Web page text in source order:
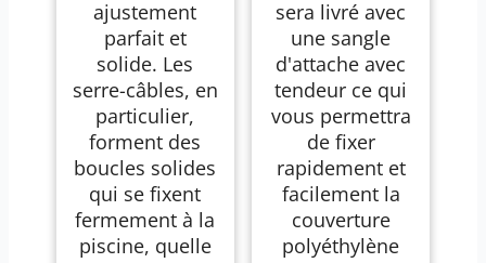
ajustement
parfait et
solide. Les
serre-câbles, en
particulier,
forment des
boucles solides
qui se fixent
fermement à la
piscine, quelle
sera livré avec
une sangle
d'attache avec
tendeur ce qui
vous permettra
de fixer
rapidement et
facilement la
couverture
polyéthylène